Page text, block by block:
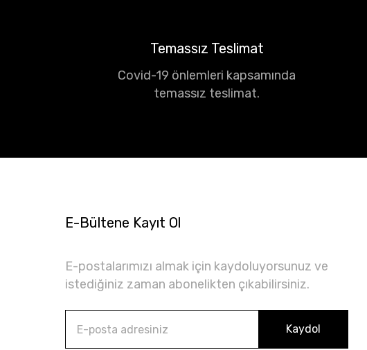
Temassız Teslimat
Covid-19 önlemleri kapsamında
temassız teslimat.
E-Bültene Kayıt Ol
E-postalarımızı almak için kaydoluyorsunuz ve
istediğiniz zaman abonelikten çıkabilirsiniz.
Kaydol